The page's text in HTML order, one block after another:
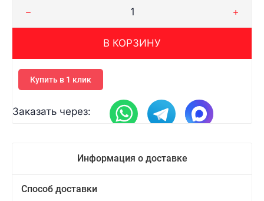
В КОРЗИНУ
Купить в 1 клик
Заказать через:
Информация о доставке
Способ доставки